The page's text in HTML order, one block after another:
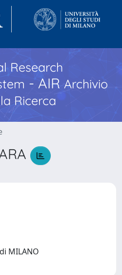
Research
- AIR Archivio
Ricerca
MILANO